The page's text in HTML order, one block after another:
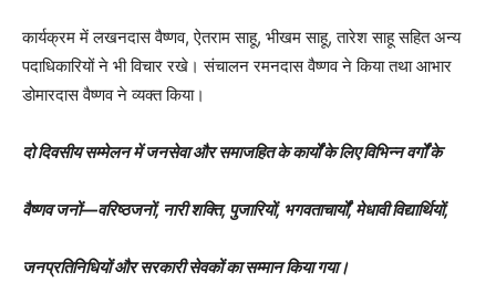
कार्यक्रम में लखनदास वैष्णव, ऐतराम साहू, भीखम साहू, तारेश साहू सहित अन्य
पदाधिकारियों ने भी विचार रखे। संचालन रमनदास वैष्णव ने किया तथा आभार
डोमारदास वैष्णव ने व्यक्त किया।
दो दिवसीय सम्मेलन में जनसेवा और समाजहित के कार्यों के लिए विभिन्न वर्गों के
वैष्णव जनों—वरिष्ठजनों, नारी शक्ति, पुजारियों, भगवताचार्यों, मेधावी विद्यार्थियों,
जनप्रतिनिधियों और सरकारी सेवकों का सम्मान किया गया।